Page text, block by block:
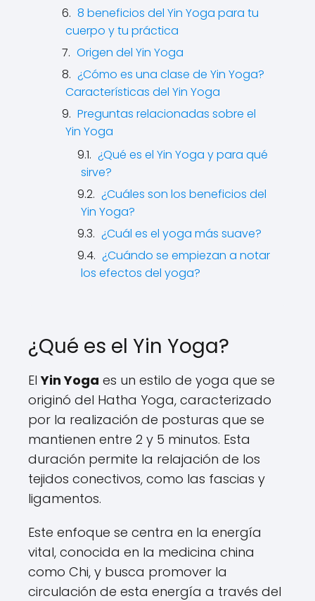
8 beneficios del Yin Yoga para tu
cuerpo y tu práctica
Origen del Yin Yoga
¿Cómo es una clase de Yin Yoga?
Características del Yin Yoga
Preguntas relacionadas sobre el
Yin Yoga
¿Qué es el Yin Yoga y para qué
sirve?
¿Cuáles son los beneficios del
Yin Yoga?
¿Cuál es el yoga más suave?
¿Cuándo se empiezan a notar
los efectos del yoga?
¿Qué es el Yin Yoga?
ElYin Yoga es un estilo de yoga que se
originó del Hatha Yoga, caracterizado
por la realización de posturas que se
mantienen entre 2 y 5 minutos. Esta
duración permite la relajación de los
tejidos conectivos, como las fascias y
ligamentos.
Este enfoque se centra en la energía
vital, conocida en la medicina china
como Chi, y busca promover la
circulación de esta energía a través del